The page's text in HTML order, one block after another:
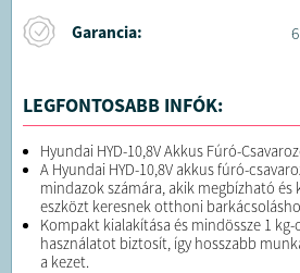
Garancia:
LEGFONTOSABB INFÓK:
Hyundai HYD-10,8V Akkus Fúró-
A Hyundai HYD-10,8V akkus fúró-
mindazok számára, akik megbízható és
eszközt keresnek otthoni
Kompakt kialakítása és mindössze 1 kg-
használatot biztosít, így hosszabb
a kezet.